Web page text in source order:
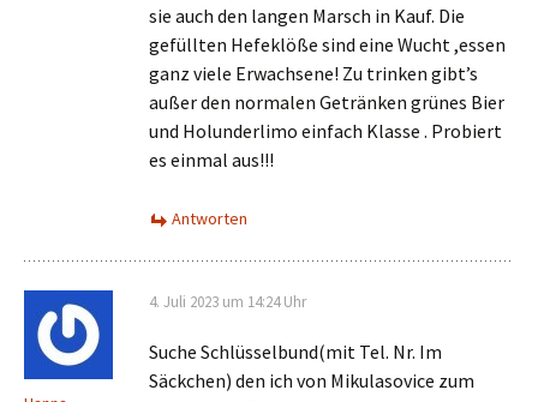
sie auch den langen Marsch in Kauf. Die
gefüllten Hefeklöße sind eine Wucht ,essen
ganz viele Erwachsene! Zu trinken gibt’s
außer den normalen Getränken grünes Bier
und Holunderlimo einfach Klasse . Probiert
es einmal aus!!!
Antworten
4. Juli 2023 um 14:24 Uhr
Suche Schlüsselbund(mit Tel. Nr. Im
Säckchen) den ich von Mikulasovice zum